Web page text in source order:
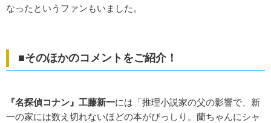
なったというファンもいました。
■そのほかのコメントをご紹介！
『名探偵コナン』工藤新一には「推理小説家の父の影響で、新
一の家には数え切れないほどの本がびっしり。蘭ちゃんにシャ